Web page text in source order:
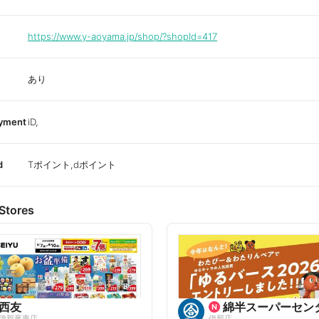
https://www.y-aoyama.jp/shop/?shopId=417
あり
iD,
Tポイント,dポイント
友 綿半スーパーセン